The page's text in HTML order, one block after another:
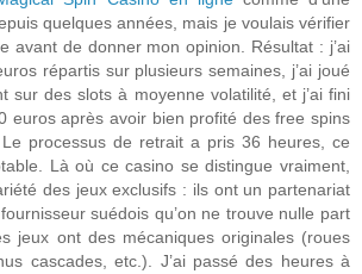
quelques années, mais je voulais vérifier
avant de donner mon opinion. Résultat : j’ai
répartis sur plusieurs semaines, j’ai joué
sur des slots à moyenne volatilité, et j’ai fini
euros après avoir bien profité des free spins
processus de retrait a pris 36 heures, ce
Là où ce casino se distingue vraiment,
des jeux exclusifs : ils ont un partenariat
suédois qu’on ne trouve nulle part
jeux ont des mécaniques originales (roues
cascades, etc.). J’ai passé des heures à